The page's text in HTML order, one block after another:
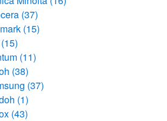
(37)
(15)
(15)
(11)
(38)
(37)
(1)
(43)